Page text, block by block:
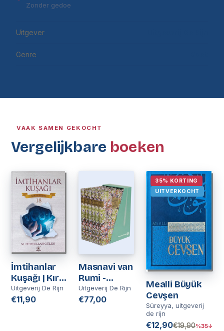
Zonder gedoe
Uitgever
Genre
VAAK SAMEN GEKOCHT
Vergelijkbare boeken
İmtihanlar
Kuşağı | Kırık
Testi 18 | M
Fethullah
Uitgeverij De Rijn
€11,90
Masnavi van
Rumi -
Nederlands
Uitgeverij De Rijn
€77,00
35% KORTING
UITVERKOCHT
Mealli Büyük
Cevşen
Süreyya, uitgeverij
de rijn
€12,90€19,90%35↓